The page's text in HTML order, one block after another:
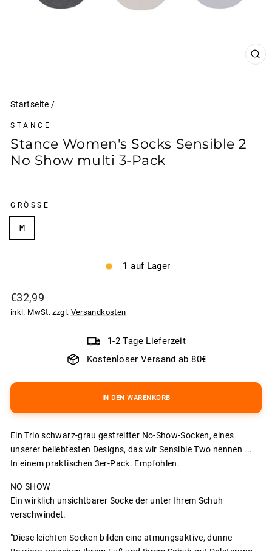
Startseite /
STANCE
Stance Women's Socks Sensible 2
No Show multi 3-Pack
GRÖSSE
M
1 auf Lager
Normaler
Preis
€32,99
inkl. MwSt. zzgl. Versandkosten
1-2 Tage Lieferzeit
Kostenloser Versand ab 80€
IN DEN WARENKORB
Ein Trio schwarz-grau gestreifter No-Show-Socken, eines
unserer beliebtesten Designs, das wir Sensible Two nennen ...
In einem praktischen 3er-Pack. Empfohlen.
NO SHOW
Ein wirklich unsichtbarer Socke der unter Ihrem Schuh
verschwindet.
"Diese leichten Socken bilden eine atmungsaktive, dünne